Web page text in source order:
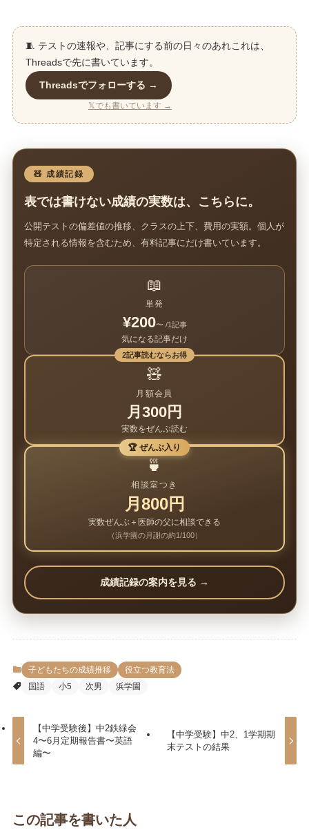
🧵 テストの速報や、記事にする前の日々のあれこれは、
Threadsで先に書いています。
Threadsでフォローする →
𝕏でも書いています →
🧸 成績記録
表では書けない成績の実数は、こちらに。
公開テストの偏差値の推移、クラスの上下、費用の実額。個人が
特定される情報を含むため、有料記事にだけ書いています。
📖
単発
¥200〜 /1記事
気になる記事だけ
2記事読むならお得
🧸
月額会員
月300円
実数をぜんぶ読む
🏆 ぜんぶ入り
🍵
相談室つき
月800円
実数ぜんぶ＋医師の父に相談できる
（浜学園の月謝の約1/100）
成績記録の案内を見る →
子どもたちの成績推移
役立つ教育法
国語
小5 次男 浜学園
【中学受験後】中2鉄緑会
4〜6月定期報告書〜英語
編〜
【中学受験】中2、1学期期
末テストの結果
この記事を書いた人